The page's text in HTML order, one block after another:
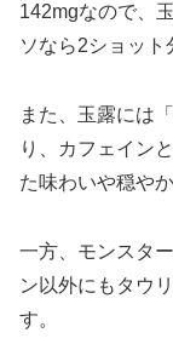
142mgなので、
ソなら2ショット
また、玉露には
り、カフェイン
た味わいや穏や
一方、モンスタ
ン以外にもタウ
す。